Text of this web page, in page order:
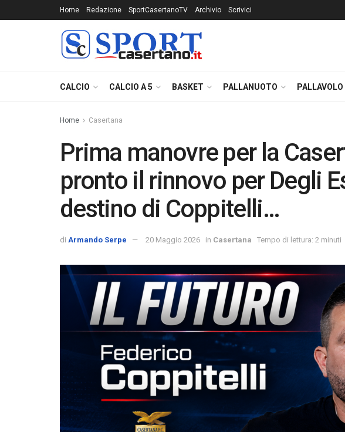
Home Redazione SportCasertanoTV Archivio Scrivici
CALCIO CALCIO A 5 BASKET PALLANUOTO PALLAVOLO
Home Casertana
Prima manovre per la
pronto il rinnovo per Degli
destino di Coppitelli…
di Armando Serpe 20 Maggio 2026 in Casertana Tempo di lettura: 2 minuti